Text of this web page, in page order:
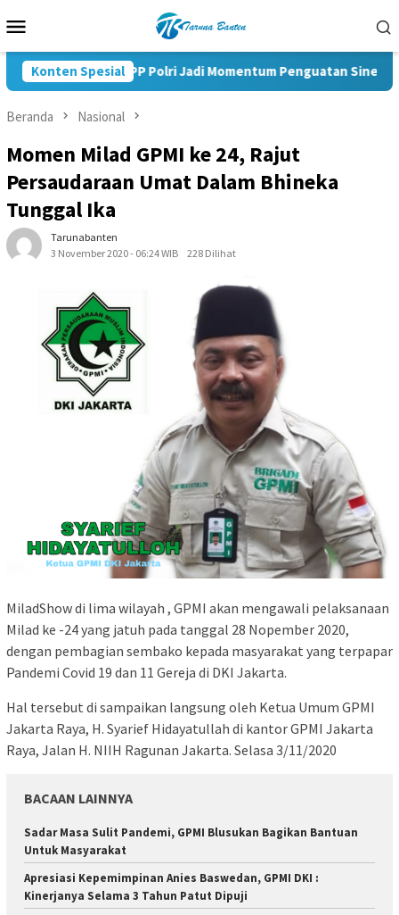
ke
Mobile
Konten Spesial
Pelantikan KBPP Polri Jadi Momentum Penguatan Sinergi
Beranda Nasional
Momen Milad GPMI ke 24, Rajut
Persaudaraan Umat Dalam Bhineka
Tunggal Ika
Tarunabanten
3 November 2020 - 06:24 WIB
228 Dilihat
MiladShow di lima wilayah , GPMI akan mengawali pelaksanaan
Milad ke -24 yang jatuh pada tanggal 28 Nopember 2020,
dengan pembagian sembako kepada masyarakat yang terpapar
Pandemi Covid 19 dan 11 Gereja di DKI Jakarta.
Hal tersebut di sampaikan langsung oleh Ketua Umum GPMI
Jakarta Raya, H. Syarief Hidayatullah di kantor GPMI Jakarta
Raya, Jalan H. NIIH Ragunan Jakarta. Selasa 3/11/2020
BACAAN LAINNYA
Sadar Masa Sulit Pandemi, GPMI Blusukan Bagikan Bantuan
Untuk Masyarakat
Apresiasi Kepemimpinan Anies Baswedan, GPMI DKI :
Kinerjanya Selama 3 Tahun Patut Dipuji